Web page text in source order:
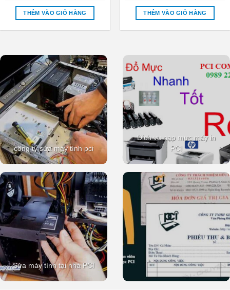
là:
₫1,500,000.
tại
₫500,000.
THÊM VÀO GIỎ HÀNG
là:
₫450,000.
tại
THÊM VÀO GIỎ HÀNG
công ty sửa máy tính pci
Dịch vụ nạp mực máy in
PCI
Sửa máy tính tại nhà PCI